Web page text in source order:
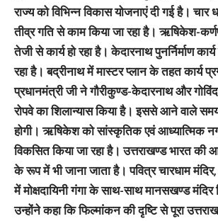
राज्य को विभिन्न विकास योजनाएं दी गई है।
तीव्र गति से काम किया जा रहा है। ऋषिकेश-
तेजी से कार्य हो रहा है। केदारनाथ पुनर्निर्माण
रहा है। बद्रीनाथ में मास्टर प्लान के तहत कार्य
प्रधानमंत्री जी ने गौरीकुण्ड-केदारनाथ और
रोपवे का शिलान्यास किया है। इससे आने वाले
होगी। ऋषिकेश को सांस्कृतिक एवं आध्यात्मिक
विकसित किया जा रहा है। उत्तराखण्ड भारत की
के रूप में भी जाना जाता है। पवित्र चारधाम
में मोक्षदायिनी गंगा के साथ-साथ मानसखण्ड
उन्होंने कहा कि फिल्मांकन की दृष्टि से पूरा